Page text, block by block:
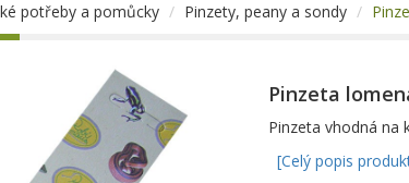
potřeby a pomůcky Pinzety, peany a sondy
Pinzeta
Pinzeta vhodná na
[Celý popis